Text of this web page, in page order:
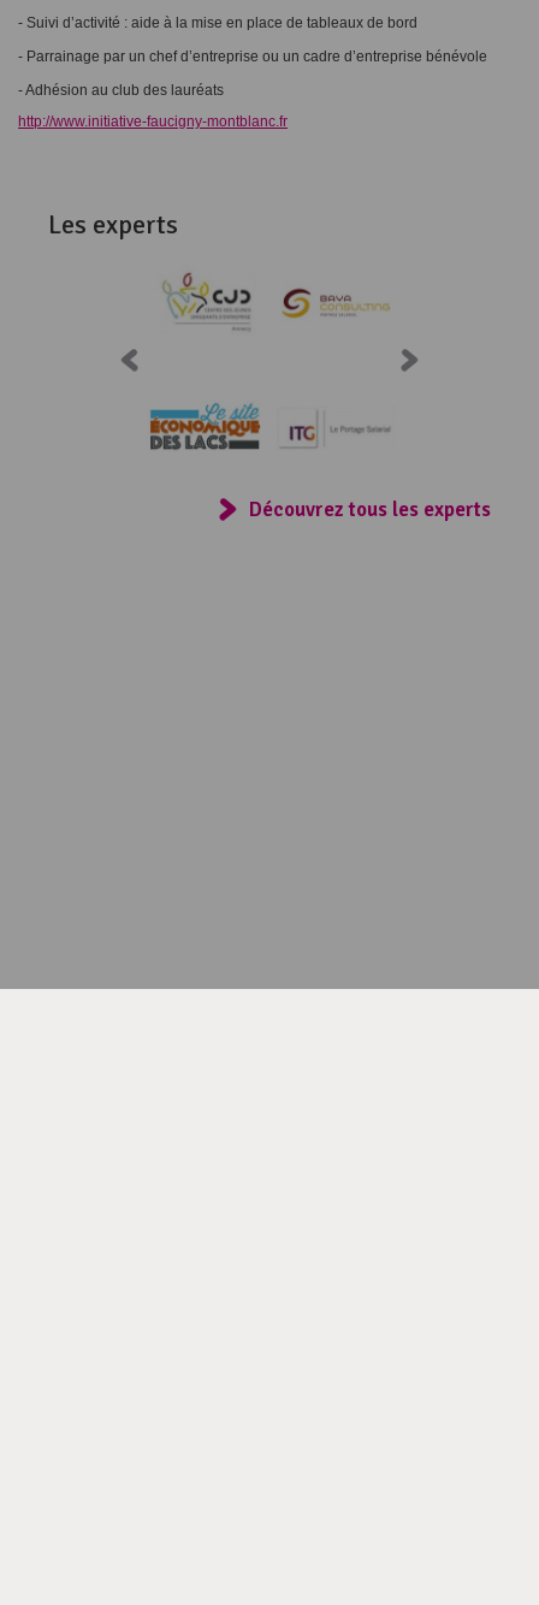
- Suivi d’activité : aide à la mise en place de tableaux de bord
- Parrainage par un chef d’entreprise ou un cadre d’entreprise bénévole
- Adhésion au club des lauréats
http://www.initiative-faucigny-montblanc.fr
Les experts
Consulter
Découvrez tous les experts